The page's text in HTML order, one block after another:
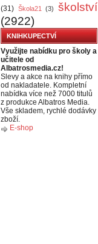
(31) Škola21 (3)
školství
(2922)
KNIHKUPECTVÍ
Využijte nabídku pro školy a
učitele od
Albatrosmedia.cz!
Slevy a akce na knihy přímo
od nakladatele. Kompletní
nabídka více než 7000 titulů
z produkce Albatros Media.
Vše skladem, rychlé dodávky
zboží.
E-shop